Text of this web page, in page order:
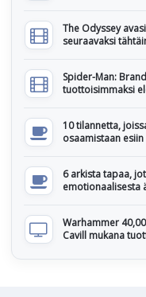
The Odyssey
seuraavaksi
Spider-Man:
tuottoisimmaksi
10 tilannetta,
osaamistaan esiin
6 arkista tapaa,
emotionaalisesta
Warhammer
Cavill mukana